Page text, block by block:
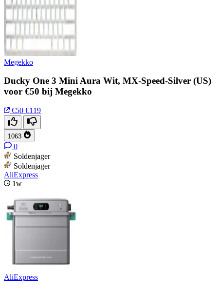
Megekko
Ducky One 3 Mini Aura Wit, MX-Speed-Silver (US)
voor €50 bij Megekko
€50 €119
1063
0
Soldenjager
Soldenjager
AliExpress
1w
AliExpress